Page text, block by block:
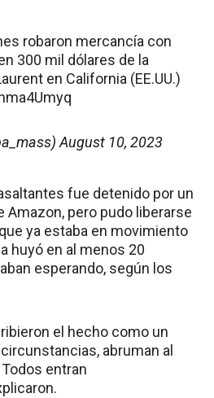
robaron mercancía con
300 mil dólares de la
en California (EE.UU.)
August 10, 2023
fue detenido por un
Amazon, pero pudo liberarse
ya estaba en movimiento
huyó en al menos 20
esperando, según los
el hecho como un
abruman al
entran